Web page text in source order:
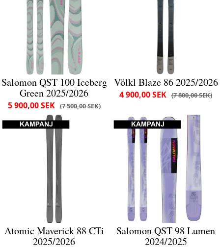
Salomon QST 100 Iceberg
Green 2025/2026
7 500,00 SEK
5 900,00 SEK
Völkl Blaze 86 2025/2026
7 800,00 SEK
4 900,00 SEK
Atomic Maverick 88 CTi
2025/2026
Salomon QST 98 Lumen
2024/2025